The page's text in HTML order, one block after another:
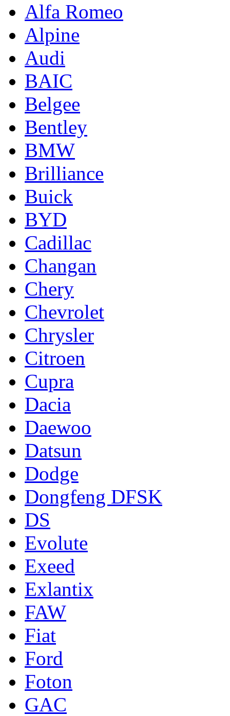
Alfa Romeo
Alpine
Audi
BAIC
Belgee
Bentley
BMW
Brilliance
Buick
BYD
Cadillac
Changan
Chery
Chevrolet
Chrysler
Citroen
Cupra
Dacia
Daewoo
Datsun
Dodge
Dongfeng DFSK
DS
Evolute
Exeed
Exlantix
FAW
Fiat
Ford
Foton
GAC